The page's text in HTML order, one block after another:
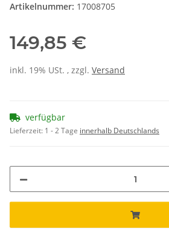
Artikelnummer: 17008705
149,85 €
inkl. 19% USt. , zzgl. Versand
verfügbar
Lieferzeit: 1 - 2 Tage innerhalb Deutschlands